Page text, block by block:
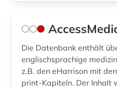
components (1)
computeranimation (1)
Die Datenbank enthält
englischsprachige
z.B. den eHarrison mit
print-Kapiteln. Der Inhalt